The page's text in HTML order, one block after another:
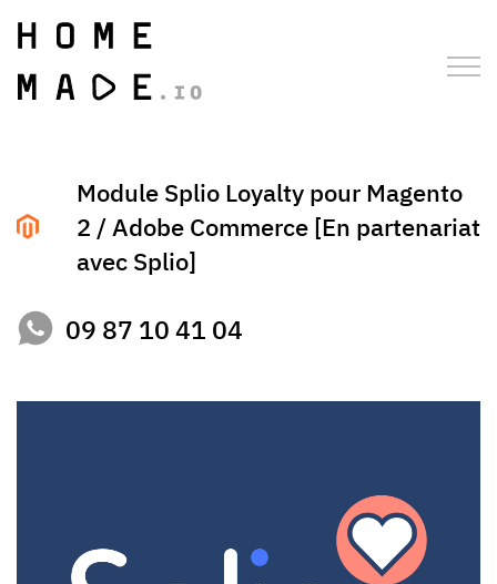
Module Splio Loyalty pour Magento
2 / Adobe Commerce [En partenariat
avec Splio]
09 87 10 41 04